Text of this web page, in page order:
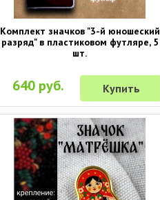
Комплект значков "3-й юношеский
разряд" в пластиковом футляре, 5
шт.
640 руб. Купить